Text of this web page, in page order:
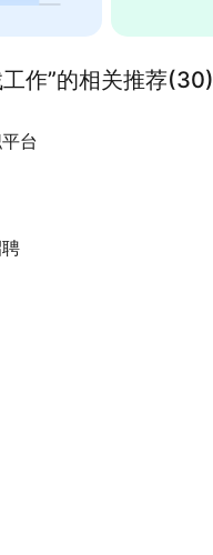
作”的相关推荐(30)
台